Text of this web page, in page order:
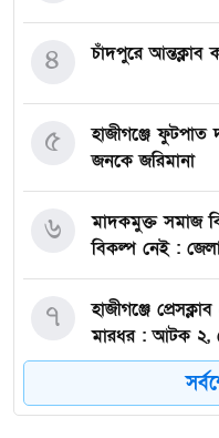
চাঁদপুরে আন্তক্লাব
৪
হাজীগঞ্জে
জনকে জরিমানা
৫
মাদকমুক্ত সমাজ
বিকল্প নেই :
৬
হাজীগঞ্জে
মারধর : আটক ২,
৭
মতলব উত্তরে
হাজার টাকা
৮